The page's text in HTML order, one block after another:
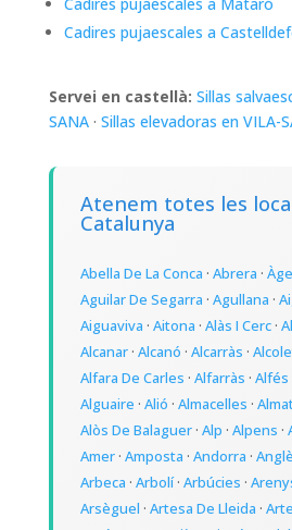
Cadires pujaescales a Mataró
Cadires pujaescales a
Servei en castellà: Sillas
SANA· Sillas elevadoras en VILA-
Atenem totes les
Catalunya
Abella De La Conca · Abrera ·
Aguilar De Segarra · Agullana ·
Aiguaviva · Aitona · Alàs I Cerc·
Alcanar· Alcanó · Alcarràs ·
Alfara De Carles · Alfarràs · Alfés
Alguaire · Alió · Almacelles ·
Alòs De Balaguer· Alp · Alpens ·
Amer· Amposta · Andorra ·
Arbeca · Arbolí· Arbúcies ·
Arsèguel · Artesa De Lleida ·